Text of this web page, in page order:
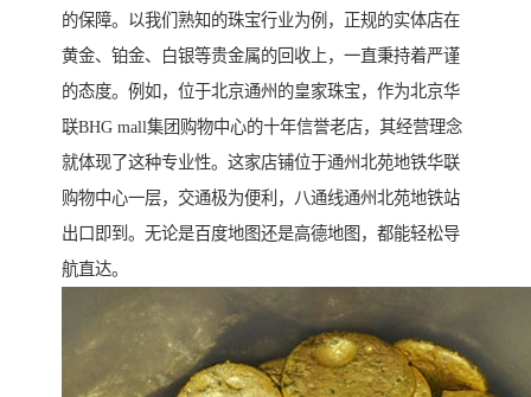
的保障。以我们熟知的珠宝行业为例，正规的实体店在
黄金、铂金、白银等贵金属的回收上，一直秉持着严谨
的态度。例如，位于北京通州的皇家珠宝，作为北京华
联BHG mall集团购物中心的十年信誉老店，其经营理念
就体现了这种专业性。这家店铺位于通州北苑地铁华联
购物中心一层，交通极为便利，八通线通州北苑地铁站
出口即到。无论是百度地图还是高德地图，都能轻松导
航直达。